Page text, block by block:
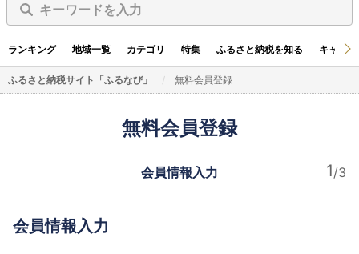
キーワードを入力
ランキング 地域一覧 カテゴリ 特集 ふるさと納税を知る キャン
ふるさと納税サイト「ふるなび」 無料会員登録
無料会員登録
会員情報入力
会員情報入力